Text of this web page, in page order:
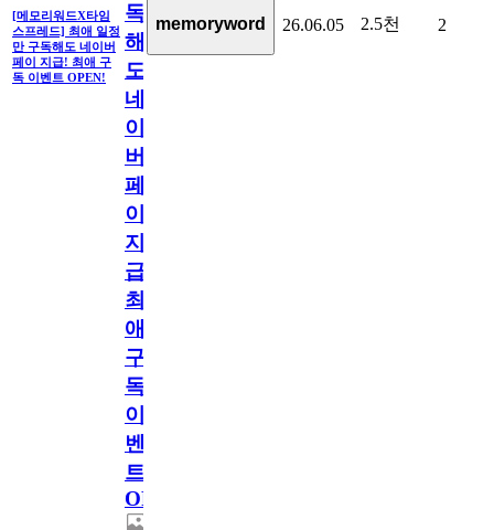
[메모리워드X타임
스프레드] 최애 일정
만 구독해도 네이버
페이 지급! 최애 구
독 이벤트 OPEN!
독
해
도
네
이
버
페
이
지
급!
최
애
구
독
이
벤
트
OPEN!
memoryword 26.06.05 2.5천 2